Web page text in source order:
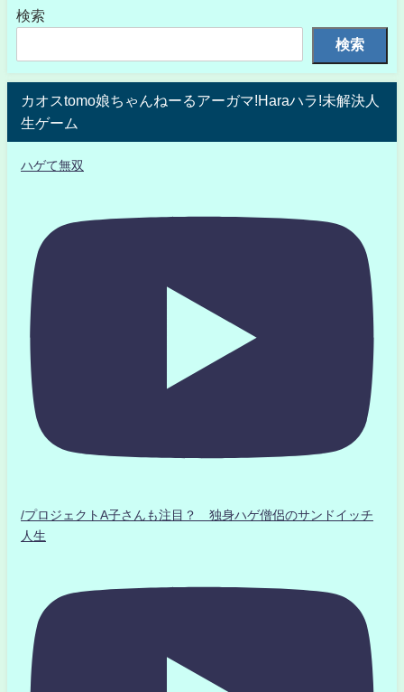
検索
検索
カオスtomo娘ちゃんねーるアーガマ!Haraハラ!未解決人
生ゲーム
ハゲて無双
/プロジェクトA子さんも注目？ 独身ハゲ僧侶のサンドイッチ
人生